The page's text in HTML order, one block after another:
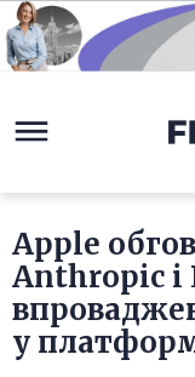
Apple
Anthropic
у